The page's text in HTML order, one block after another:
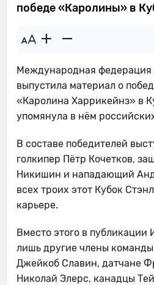
победе «Каролины» в
Международная
выпустила материал о
«Каролина Харрикейнз» в
упомянула в нём
В составе победителей
голкипер Пётр Кочетков,
Никишин и нападающий
всех троих этот Кубок
карьере.
Вместо этого в
лишь другие члены
Джейкоб Славин, датчане
Николай Элерс, канадцы